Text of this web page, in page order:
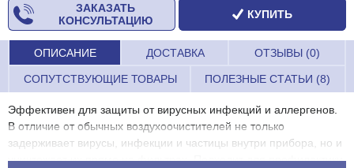
ЗАКАЗАТЬ
КОНСУЛЬТАЦИЮ
КУПИТЬ
ОПИСАНИЕ ДОСТАВКА ОТЗЫВЫ (0)
СОПУТСТВУЮЩИЕ ТОВАРЫ ПОЛЕЗНЫЕ СТАТЬИ (8)
Эффективен для защиты от вирусных инфекций и аллергенов.
В отличие от обычных воздухоочистителей не только
задерживает вирусы, инфекции и частицы внутри прибора, но и
уничтожает их прямо на фильтрах. Подходит для профилактики